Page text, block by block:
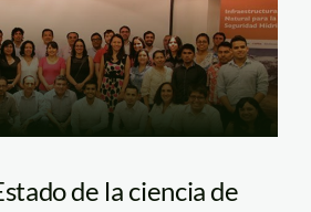
de la ciencia de